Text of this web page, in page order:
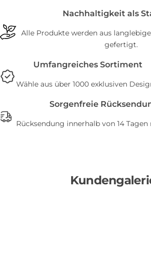
Nachhaltigkeit als
Alle Produkte werden aus
gefertigt.
Umfangreiches Sortiment
Wähle aus über 1000 exklusiven
Sorgenfreie
Rücksendung innerhalb von 14 Tagen